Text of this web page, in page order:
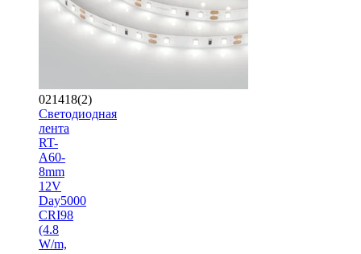
021418(2)
Светодиодная
лента
RT-
A60-
8mm
12V
Day5000
CRI98
(4.8
W/m,